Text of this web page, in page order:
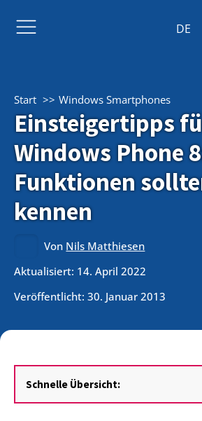
DE
Start Windows Smartphones
Einsteigertipps
Windows Phone
Funktionen
kennen
Von Nils Matthiesen
Aktualisiert: 14. April 2022
Veröffentlicht: 30. Januar 2013
Schnelle Übersicht: